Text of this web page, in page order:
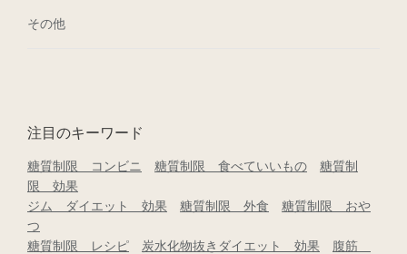
その他
注目のキーワード
糖質制限 コンビニ 糖質制限 食べていいもの
糖質制
限 効果
ジム ダイエット 効果
糖質制限 外食
糖質制限 おや
つ
糖質制限 レシピ
炭水化物抜きダイエット 効果
腹筋